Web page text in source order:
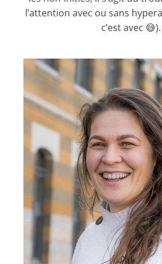
l’attention avec ou sans
c’est avec 😅).